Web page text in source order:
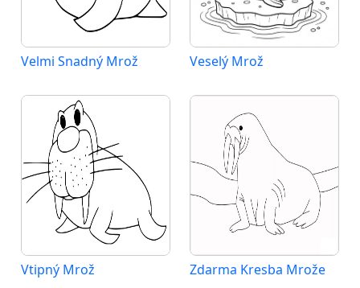
Velmi Snadný Mrož Veselý Mrož
Vtipný Mrož Zdarma Kresba Mrože